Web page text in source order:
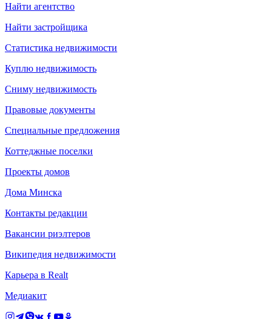
Найти агентство
Найти застройщика
Статистика недвижимости
Куплю недвижимость
Сниму недвижимость
Правовые документы
Специальные предложения
Коттеджные поселки
Проекты домов
Дома Минска
Контакты редакции
Вакансии риэлтеров
Википедия недвижимости
Карьера в Realt
Медиакит